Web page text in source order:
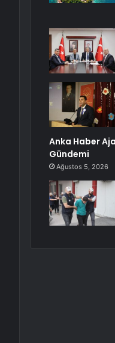
Anka Haber
Gündemi
Ağustos 5, 2026